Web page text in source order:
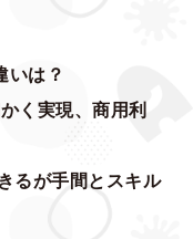
いは？
く実現、商用利
るが手間とスキル